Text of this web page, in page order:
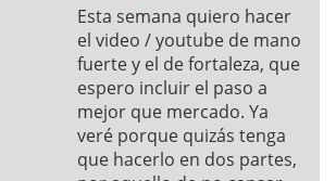
Esta semana quiero hacer
el video / youtube de mano
fuerte y el de fortaleza, que
espero incluir el paso a
mejor que mercado. Ya
veré porque quizás tenga
que hacerlo en dos partes,